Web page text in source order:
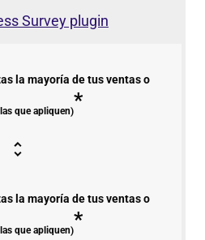
Survey plugin
la mayoría de tus ventas o
que apliquen)*
la mayoría de tus ventas o
que apliquen)*